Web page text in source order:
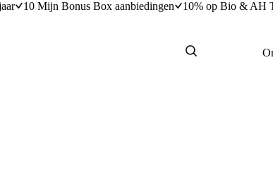
10 Mijn Bonus Box aanbiedingen 10% op Bio & AH